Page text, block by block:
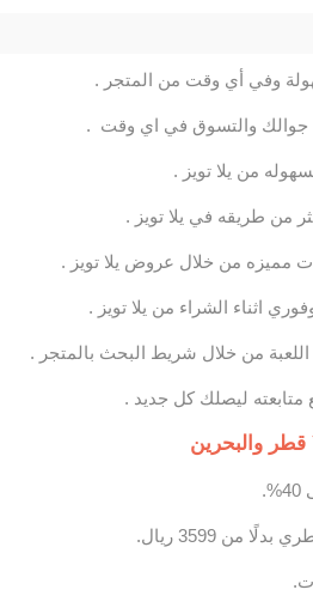
وفي أي وقت من المتجر .
جوالك والتسوق في اي وقت .
من يلا تويز .
من طريقه في يلا تويز .
مميزه من خلال عروض يلا تويز .
اثناء الشراء من يلا تويز .
من خلال شريط البحث بالمتجر .
متابعته ليصلك كل جديد .